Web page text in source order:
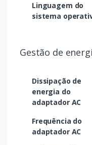
Linguagem do
sistema
Gestão de
Dissipação de
energia do
adaptador AC
Frequência do
adaptador AC